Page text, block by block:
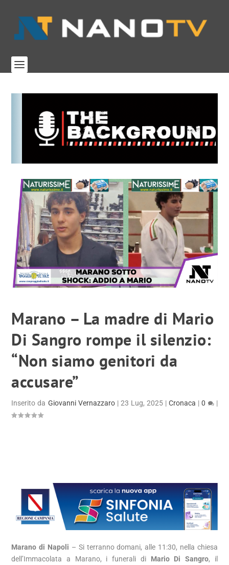
Marano – La madre di Mario
Di Sangro rompe il silenzio:
“Non siamo genitori da
accusare”
Inserito da Giovanni Vernazzaro| 23 Lug, 2025 |Cronaca |0 |
Marano di Napoli – Si terranno domani, alle 11:30, nella chiesa
dell’Immacolata a Marano, i funerali di Mario Di Sangro, il